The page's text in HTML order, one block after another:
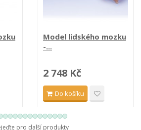
Model lidského mozku
-...
2 748 Kč
Do košíku
pro další produkty